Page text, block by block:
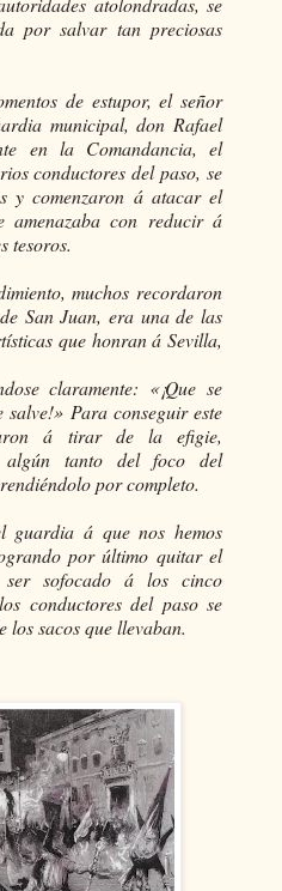
por salvar tan preciosas
de estupor, el señor
municipal, don Rafael
en la Comandancia, el
conductores del paso, se
y comenzaron á atacar el
amenazaba con reducir á
tesoros.
muchos recordaron
San Juan, era una de las
que honran á Sevilla,
claramente: «¡Que se
salve!» Para conseguir este
á tirar de la efigie,
algún tanto del foco del
por completo.
á que nos hemos
por último quitar el
sofocado á los cinco
conductores del paso se
sacos que llevaban.